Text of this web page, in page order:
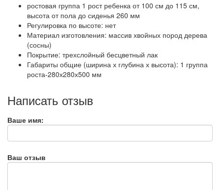
ростовая группа 1 рост ребенка от 100 см до 115 см,
высота от пола до сиденья 260 мм
Регулировка по высоте: нет
Материал изготовления: массив хвойных пород дерева
(сосны)
Покрытие: трехслойный бесцветный лак
Габариты общие (ширина х глубина х высота): 1 группа
роста-280х280х500 мм
Написать отзыв
Ваше имя:
Ваш отзыв